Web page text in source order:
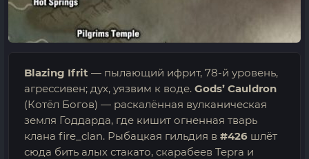
Blazing Ifrit — пылающий ифрит, 78-й уровень,
агрессивен; дух, уязвим к воде. Gods’ Cauldron
(Котёл Богов) — раскалённая вулканическая
земля Годдарда, где кишит огненная тварь
клана fire_clan. Рыбацкая гильдия в #426 шлёт
сюда бить алых стакато, скарабеев Tepra и